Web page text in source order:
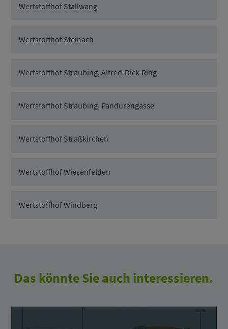
Wertstoffhof Stallwang
Wertstoffhof Steinach
Wertstoffhof Straubing, Alfred-Dick-Ring
Wertstoffhof Straubing, Pandurengasse
Wertstoffhof Straßkirchen
Wertstoffhof Wiesenfelden
Wertstoffhof Windberg
Das könnte Sie auch interessieren.